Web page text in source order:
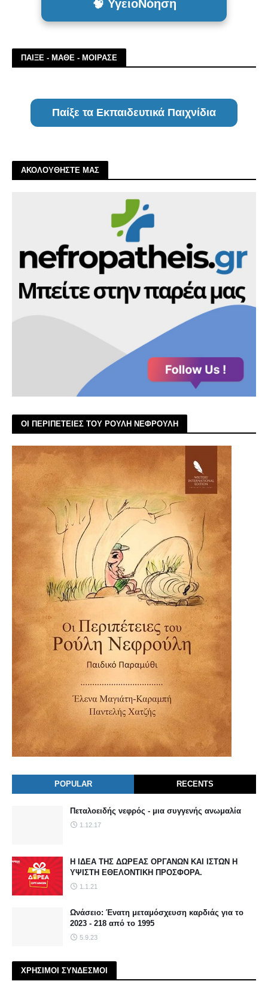
🧠 ΥγειοΝόηση
ΠΑΙΞΕ - ΜΑΘΕ - ΜΟΙΡΑΣΕ
Παίξε τα Εκπαιδευτικά Παιχνίδια
ΑΚΟΛΟΥΘΗΣΤΕ ΜΑΣ
ΟΙ ΠΕΡΙΠΕΤΕΙΕΣ ΤΟΥ ΡΟΥΛΗ ΝΕΦΡΟΥΛΗ
POPULAR RECENTS
Πεταλοειδής νεφρός - μια συγγενής ανωμαλία
1.12.17
Η ΙΔΕΑ ΤΗΣ ΔΩΡΕΑΣ ΟΡΓΑΝΩΝ ΚΑΙ ΙΣΤΩΝ Η
ΥΨΙΣΤΗ ΕΘΕΛΟΝΤΙΚΗ ΠΡΟΣΦΟΡΑ.
1.1.21
Ωνάσειο: Ένατη μεταμόσχευση καρδιάς για το
2023 - 218 από το 1995
5.9.23
ΧΡΗΣΙΜΟΙ ΣΥΝΔΕΣΜΟΙ